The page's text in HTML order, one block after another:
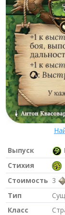
Выпуск
Стихия
Стоимость 3
Тип
Класс